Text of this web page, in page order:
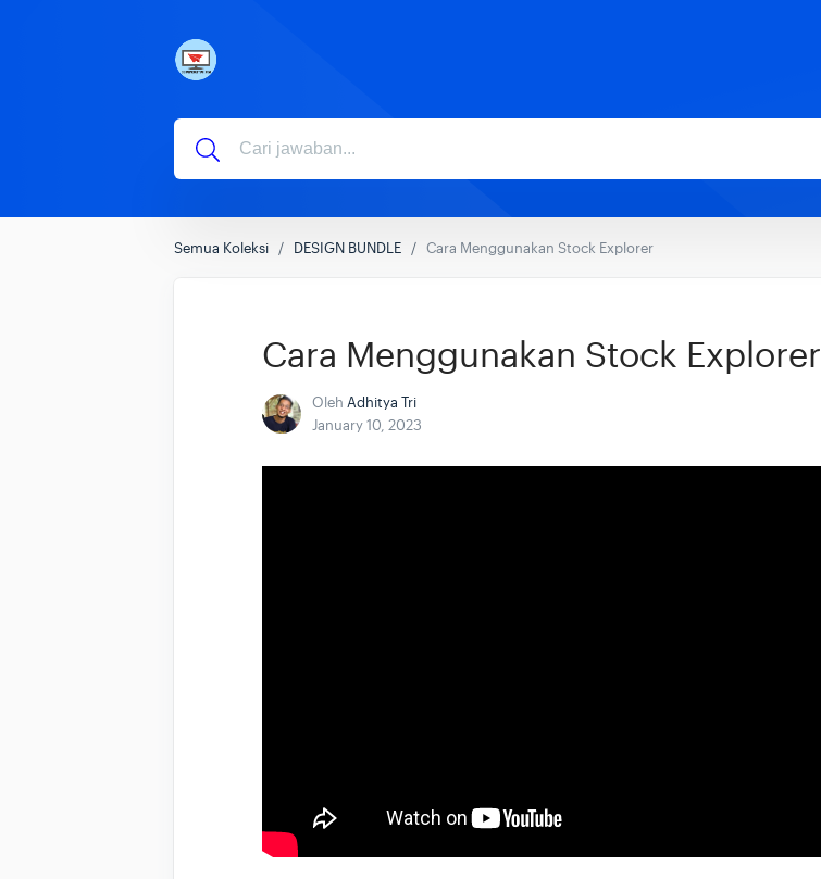
Semua Koleksi DESIGN BUNDLE Cara Menggunakan Stock Explorer
Cara Menggunakan Stock Explorer
Oleh Adhitya Tri
January 10, 2023